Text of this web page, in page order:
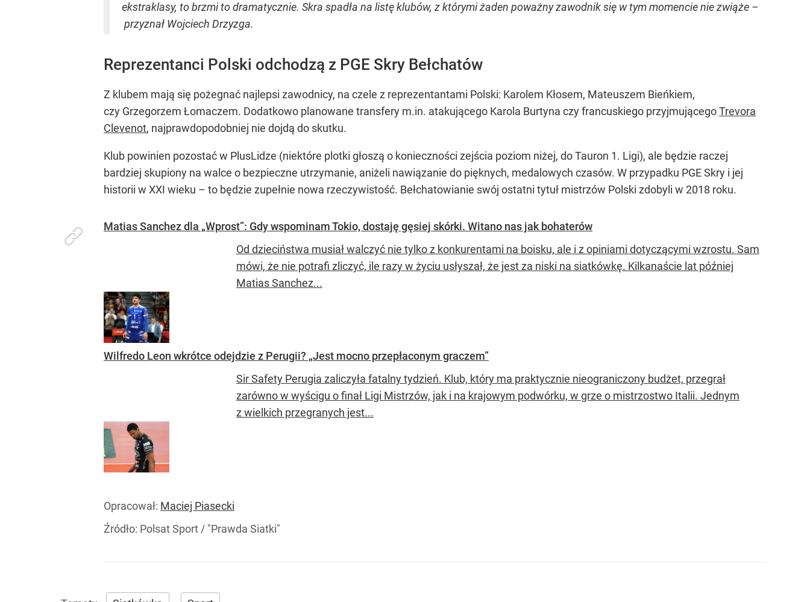
ekstraklasy, to brzmi to dramatycznie. Skra spadła na listę klubów, z którymi żaden poważny zawodnik się w tym momencie nie zwiąże –
przyznał Wojciech Drzyzga.
Reprezentanci Polski odchodzą z PGE Skry Bełchatów
Z klubem mają się pożegnać najlepsi zawodnicy, na czele z reprezentantami Polski: Karolem Kłosem, Mateuszem Bieńkiem,
czy Grzegorzem Łomaczem. Dodatkowo planowane transfery m.in. atakującego Karola Burtyna czy francuskiego przyjmującegoTrevora
Clevenot, najprawdopodobniej nie dojdą do skutku.
Klub powinien pozostać w PlusLidze (niektóre plotki głoszą o konieczności zejścia poziom niżej, do Tauron 1. Ligi), ale będzie raczej
bardziej skupiony na walce o bezpieczne utrzymanie, aniżeli nawiązanie do pięknych, medalowych czasów. W przypadku PGE Skry i jej
historii w XXI wieku – to będzie zupełnie nowa rzeczywistość. Bełchatowianie swój ostatni tytuł mistrzów Polski zdobyli w 2018 roku.
Matias Sanchez dla „Wprost”: Gdy wspominam Tokio, dostaję gęsiej skórki. Witano nas jak bohaterów
Od dzieciństwa musiał walczyć nie tylko z konkurentami na boisku, ale i z opiniami dotyczącymi wzrostu. Sam
mówi, że nie potrafi zliczyć, ile razy w życiu usłyszał, że jest za niski na siatkówkę. Kilkanaście lat później
Matias Sanchez...
Wilfredo Leon wkrótce odejdzie z Perugii? „Jest mocno przepłaconym graczem”
Sir Safety Perugia zaliczyła fatalny tydzień. Klub, który ma praktycznie nieograniczony budżet, przegrał
zarówno w wyścigu o finał Ligi Mistrzów, jak i na krajowym podwórku, w grze o mistrzostwo Italii. Jednym
z wielkich przegranych jest...
Opracował: Maciej Piasecki
Źródło: Polsat Sport / "Prawda Siatki"